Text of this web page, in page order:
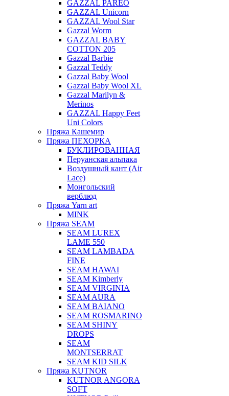
GAZZAL PAREO
GAZZAL Unicorn
GAZZAL Wool Star
Gazzal Worm
GAZZAL BABY
COTTON 205
Gazzal Barbie
Gazzal Teddy
Gazzal Baby Wool
Gazzal Baby Wool XL
Gazzal Marilyn &
Merinos
GAZZAL Happy Feet
Uni Colors
Пряжа Кашемир
Пряжа ПЕХОРКА
БУКЛИРОВАННАЯ
Перуанская альпака
Воздушный кант (Air
Lace)
Монгольский
верблюд
Пряжа Yarn art
MINK
Пряжа SEAM
SEAM LUREX
LAME 550
SEAM LAMBADA
FINE
SEAM HAWAI
SEAM Kimberly
SEAM VIRGINIA
SEAM AURA
SEAM BAIANO
SEAM ROSMARINO
SEAM SHINY
DROPS
SEAM
MONTSERRAT
SEAM KID SILK
Пряжа KUTNOR
KUTNOR ANGORA
SOFT